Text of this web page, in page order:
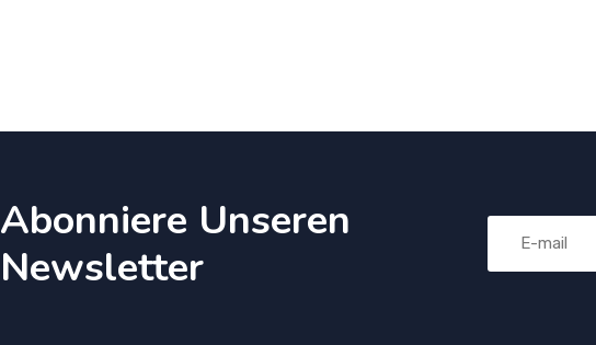
Abonniere Unseren
Newsletter